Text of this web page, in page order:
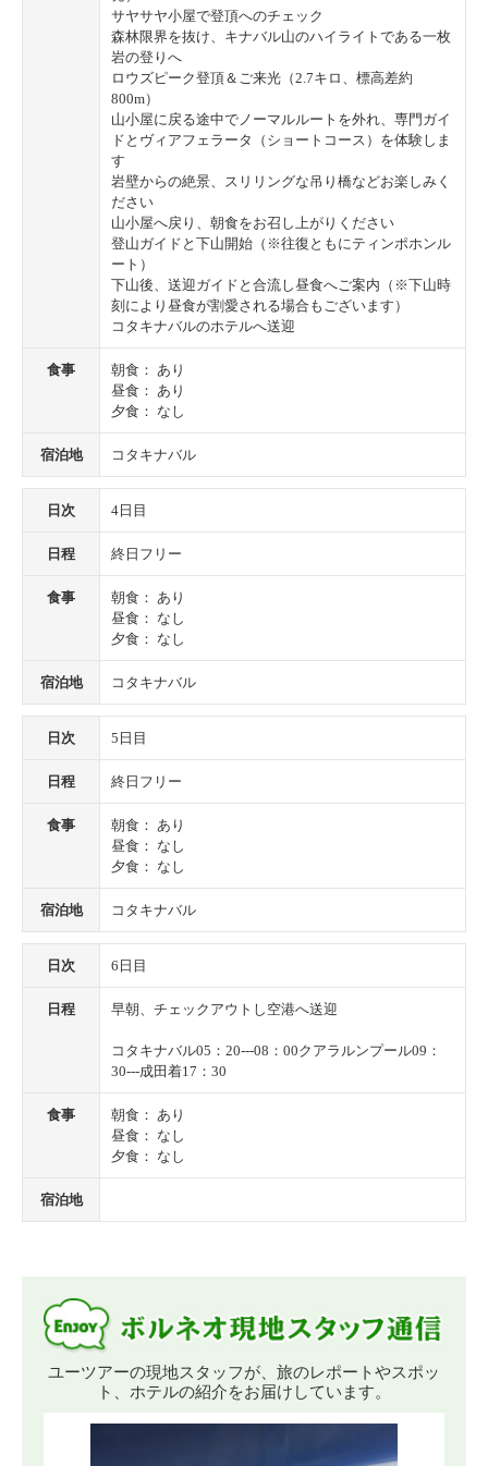
サヤサヤ小屋で登頂へのチェック
森林限界を抜け、キナバル山のハイライトである一枚
岩の登りへ
ロウズピーク登頂＆ご来光（2.7キロ、標高差約
800m）
山小屋に戻る途中でノーマルルートを外れ、専門ガイ
ドとヴィアフェラータ（ショートコース）を体験しま
す
岩壁からの絶景、スリリングな吊り橋などお楽しみく
ださい
山小屋へ戻り、朝食をお召し上がりください
登山ガイドと下山開始（※往復ともにティンポホンル
ート）
下山後、送迎ガイドと合流し昼食へご案内（※下山時
刻により昼食が割愛される場合もございます）
コタキナバルのホテルへ送迎
食事
朝食： あり
昼食： あり
夕食： なし
宿泊地 コタキナバル
日次 4日目
日程 終日フリー
食事
朝食： あり
昼食： なし
夕食： なし
宿泊地 コタキナバル
日次 5日目
日程 終日フリー
食事
朝食： あり
昼食： なし
夕食： なし
宿泊地 コタキナバル
日次 6日目
日程 早朝、チェックアウトし空港へ送迎
コタキナバル05：20---08：00クアラルンプール09：
30---成田着17：30
食事
朝食： あり
昼食： なし
夕食： なし
宿泊地
ユーツアーの現地スタッフが、旅のレポートやスポッ
ト、ホテルの紹介をお届けしています。